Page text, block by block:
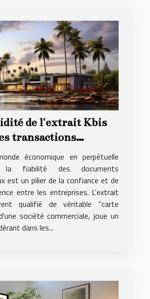
de l'extrait Kbis
transactions
et son impact
économique en perpétuelle
la fiabilité des documents
est un pilier de la confiance et de
entre les entreprises. L'extrait
qualifié de véritable "carte
société commerciale, joue un
dans les...